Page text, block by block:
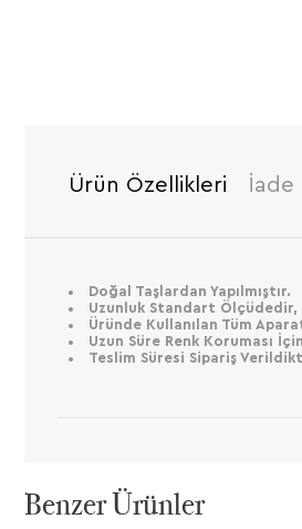
Ürün Özellikleri İade
Doğal Taşlardan Yapılmıştır.
Uzunluk Standart Ölçüdedir,
Üründe Kullanılan Tüm
Uzun Süre Renk Koruması
Teslim Süresi Sipariş
Benzer Ürünler